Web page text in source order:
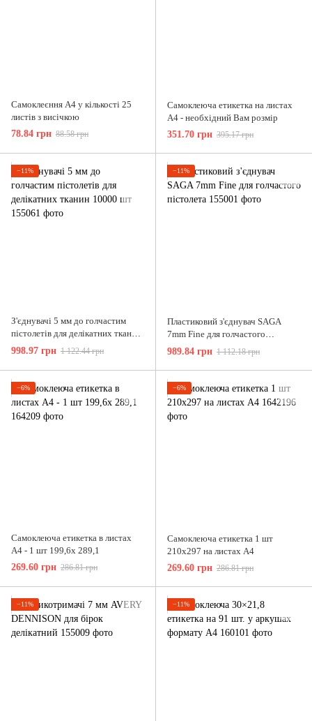
Самоклеєння А4 у кількості 25
листів з висічкою
78.84 грн 88.58 грн
Самоклеюча етикетка на листах
А4 - необхідний Вам розмір
351.70 грн 395.17 грн
−11%
З'єднувачі 5 мм до голчастим
пістолетів для делікатних тканин
10000 шт
998.97 грн 1 122.44 грн
−11%
Пластиковий з'єднувач SAGA
7mm Fine для голчастого
пістолета
989.84 грн 1 112.18 грн
−6%
Самоклеюча етикетка в листах
А4 - 1 шт 199,6х 289,1
269.60 грн 286.81 грн
−6%
Самоклеюча етикетка 1 шт
210х297 на листах А4
269.60 грн 286.81 грн
−11% −11%